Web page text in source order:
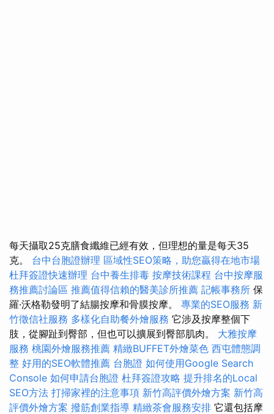
每天攝取25克膳食纖維已經有效，但理想的量是每天35
克。 台中台胞證辦理 區域性SEO策略，助您贏得在地市場
杜拜簽證快速辦理 台中養生排毒 按摩技術課程 台中按摩服
務推薦討論區 推薦值得信賴的醫美診所推薦 記帳事務所 保
羅·沃格勒發明了結腸按摩和骨膜按摩。 專業的SEO服務 新
竹徵信社服務 多樣化自助餐外燴服務 它涉及按摩整個下
肢，從腳趾到臀部，但也可以擴展到臀部肌肉。 大雅按摩
服務 桃園外燴服務推薦 精緻BUFFET外燴菜色 西屯體態調
整 好用的SEO軟體推薦 台胞證 如何使用Google Search
Console 如何申請台胞證 杜拜簽證攻略 提升排名的Local
SEO方法 打掃家裡的注意事項 新竹高評價外燴方案 新竹高
評價外燴方案 撥筋創業指導 精緻茶會服務安排 它還包括摩